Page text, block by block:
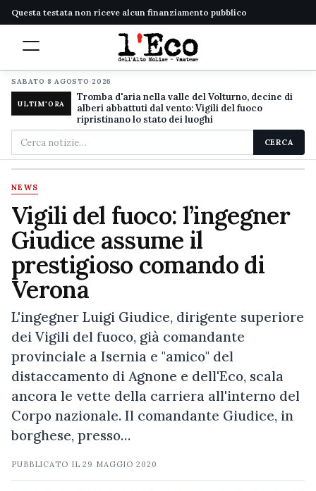
Questa testata non riceve alcun finanziamento pubblico
SABATO 8 AGOSTO 2026
ULTIM'ORA
Tromba d'aria nella valle del Volturno, decine di
alberi abbattuti dal vento: Vigili del fuoco
ripristinano lo stato dei luoghi
Cerca
nel
sito
CERCA
NEWS
Vigili del fuoco: l’ingegner
Giudice assume il
prestigioso comando di
Verona
L'ingegner Luigi Giudice, dirigente superiore
dei Vigili del fuoco, già comandante
provinciale a Isernia e "amico" del
distaccamento di Agnone e dell'Eco, scala
ancora le vette della carriera all'interno del
Corpo nazionale. Il comandante Giudice, in
borghese, presso…
PUBBLICATO IL29 MAGGIO 2020